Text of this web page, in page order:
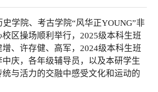
史学院、考古学院“风华正YOUNG”非
区操场顺利举行，2025级本科生班
、许存健、高军，2024级本科生班
庆，各年级辅导员，以及本研学生
与活力的交融中感受文化和运动的